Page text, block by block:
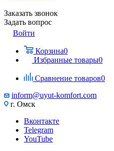
Заказать звонок
Задать вопрос
Войти
Корзина0
Избранные товары0
Сравнение товаров0
inform@uyut-komfort.com
г. Омск
Вконтакте
Telegram
YouTube